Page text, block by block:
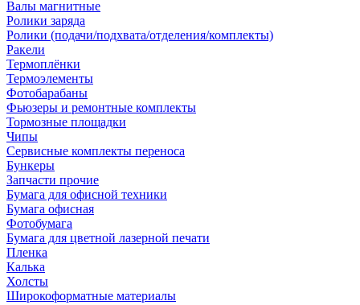
Валы магнитные
Ролики заряда
Ролики (подачи/подхвата/отделения/комплекты)
Ракели
Термоплёнки
Термоэлементы
Фотобарабаны
Фьюзеры и ремонтные комплекты
Тормозные площадки
Чипы
Сервисные комплекты переноса
Бункеры
Запчасти прочие
Бумага для офисной техники
Бумага офисная
Фотобумага
Бумага для цветной лазерной печати
Пленка
Калька
Холсты
Широкоформатные материалы